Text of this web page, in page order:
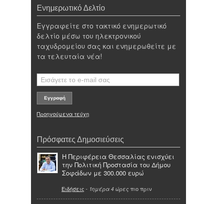
Ενημερωτικό Δελτίο
Εγγραφείτε στο τακτικό ενημερωτικό
δελτίο μέσω του ηλεκτρονικού
ταχυδρομείου σας και ενημερωθείτε με
τα τελευταία νέα!
Προηγούμενα τεύχη
Πρόσφατες Δημοσιεύσεις
Η Περιφέρεια Θεσσαλίας ενισχύει
την Πολιτική Προστασία του Δήμου
Σοφάδων με 300.000 ευρώ
Ειδήσεις - 1ημέρα 4 ώρες πιο πριν